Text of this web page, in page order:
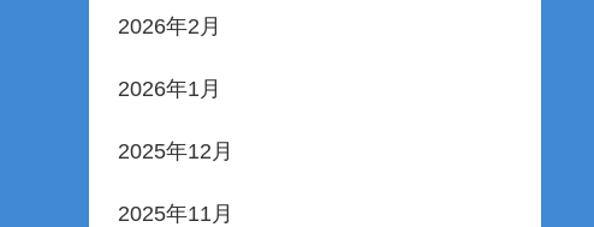
2026年2月
2026年1月
2025年12月
2025年11月